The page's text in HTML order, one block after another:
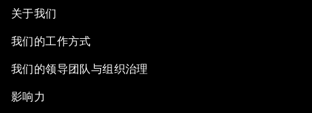
关于我们
我们的工作方式
我们的领导团队与组织治理
影响力